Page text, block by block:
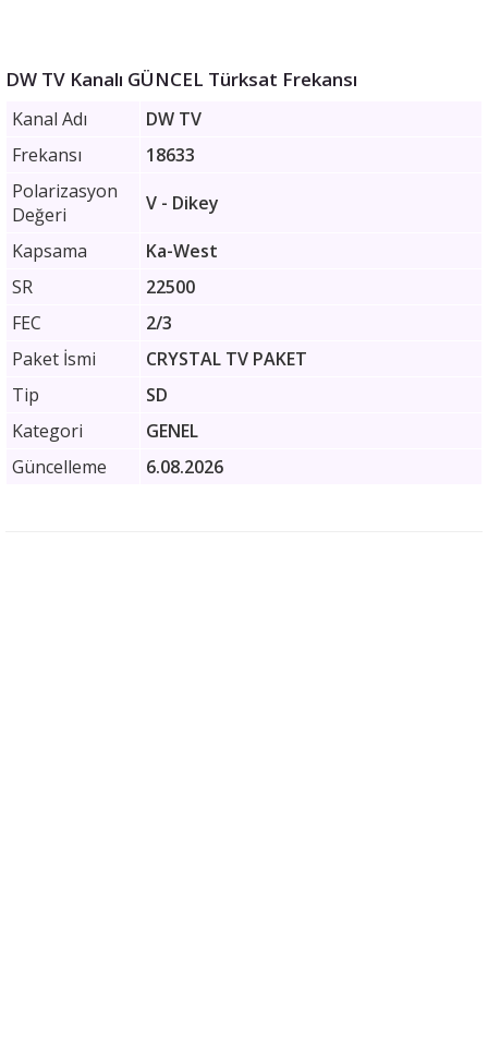
DW TV Kanalı GÜNCEL Türksat Frekansı
Kanal Adı
DW TV
Frekansı
18633
Polarizasyon
Değeri
V - Dikey
Kapsama
Ka-West
SR
22500
FEC
2/3
Paket İsmi
CRYSTAL TV PAKET
Tip
SD
Kategori
GENEL
Güncelleme
6.08.2026